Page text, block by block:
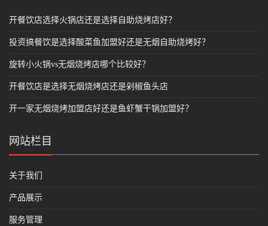
开餐饮店选择火锅店还是选择自助烧烤店好？
投资搞餐饮是选择酸菜鱼加盟好还是无烟自助烧烤好？
旋转小火锅vs无烟烧烤店哪个比较好？
开餐饮店是选择无烟烧烤店还是剁椒鱼头店
开一家无烟烧烤加盟店好还是鱼虾蟹干锅加盟好？
网站栏目
关于我们
产品展示
服务管理